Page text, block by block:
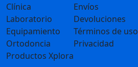
Clínica
Laboratorio
Equipamiento
Ortodoncia
Productos Xplora
Envíos
Devoluciones
Términos de uso
Privacidad